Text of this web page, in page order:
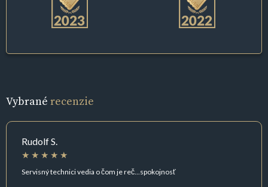
Vybrané recenzie
Rudolf S.
Servisný technici vedia o čom je reč...spokojnosť